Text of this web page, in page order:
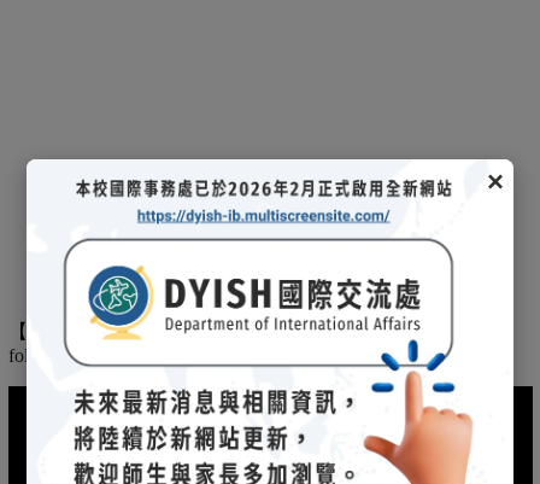
×
【 2025/03/08招生說明會-114 學年度國際文憑課程暨海攬班
following is the record of the 2025/03/08 admission briefing.